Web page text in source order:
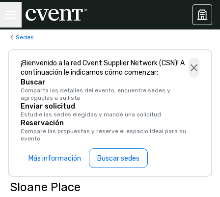
Sedes
¡Bienvenido a la red Cvent Supplier Network (CSN)! A
continuación le indicamos cómo comenzar:
Buscar
Comparta los detalles del evento, encuentre sedes y
agréguelas a su lista
Enviar solicitud
Estudie las sedes elegidas y mande una solicitud
Reservación
Compare las propuestas y reserve el espacio ideal para su
evento
Más información Buscar sedes
Sloane Place